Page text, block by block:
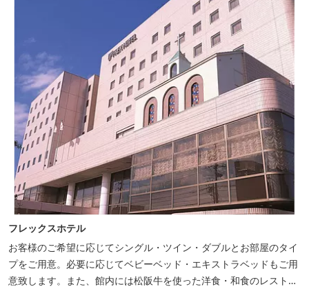
フレックスホテル
お客様のご希望に応じてシングル・ツイン・ダブルとお部屋のタイ
プをご用意。必要に応じてベビーベッド・エキストラベッドもご用
意致します。また、館内には松阪牛を使った洋食・和食のレストラ